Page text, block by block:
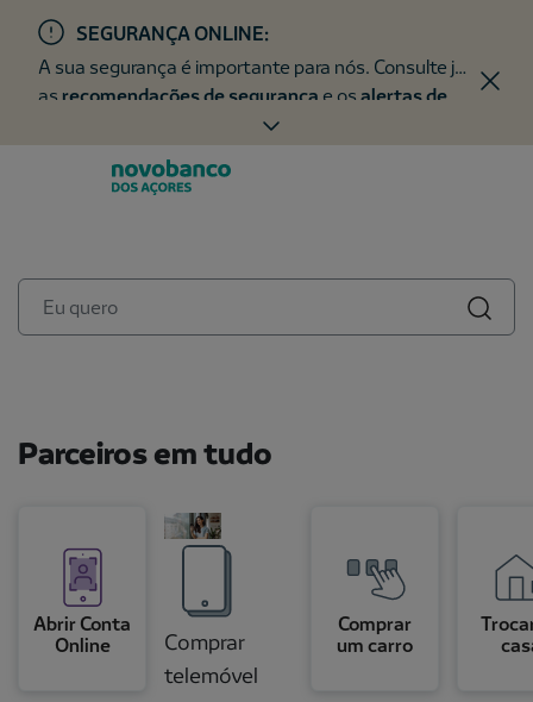
SEGURANÇA ONLINE:
A sua segurança é importante para nós. Consulte já
as recomendações de segurança e os alertas de
Parceiros em tudo
Abrir Conta
Online
Comprar
telemóvel
Comprar
um carro